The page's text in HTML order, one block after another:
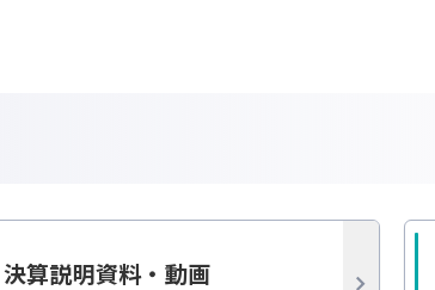
決算説明資料・動画